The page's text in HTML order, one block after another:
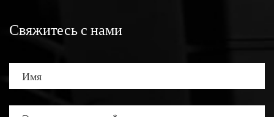
Свяжитесь с нами